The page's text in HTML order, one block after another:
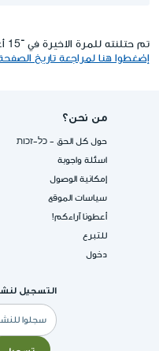
تم حتلنته للمرة الاخيرة في ־15 أغسطس 2023, 11:52
إضغطوا هنا لمراجعة تاريخ
من نحن؟
حول كل الحق - כל-זכות
اسئلة واجوبة
إمكانية الوصول
سياسات الموقع
أعطونا آراءكم!
للتبرع
دخول
التسجيل
البريد
الإلكتروني